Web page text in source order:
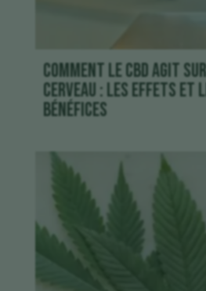
Comment le CBD agit
cerveau : les effets et
bénéfices